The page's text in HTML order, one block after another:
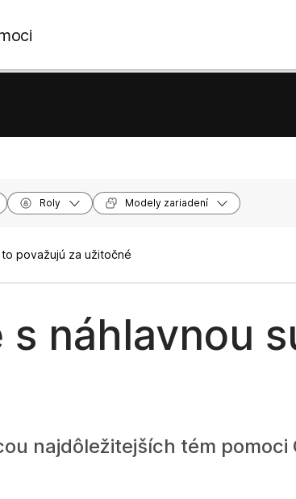
Roly Modely zariadení
považujú za užitočné
s náhlavnou
najdôležitejších tém pomoci